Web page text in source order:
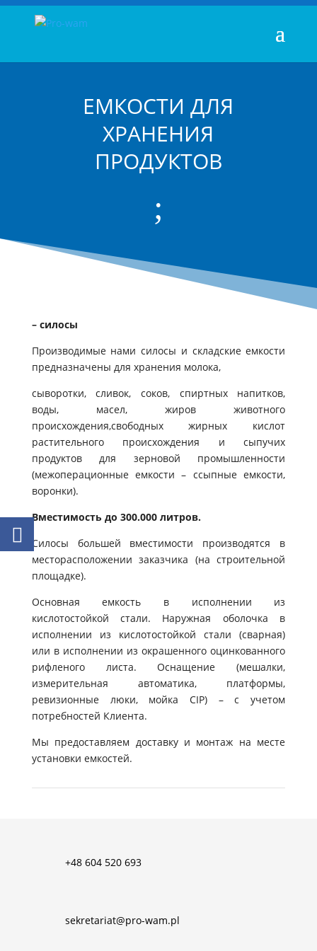
ЕМКОСТИ ДЛЯ
ХРАНЕНИЯ
ПРОДУКТОВ
;
– силосы
Производимые нами силосы и складские емкости
предназначены для хранения молока,
сыворотки, сливок, соков, спиртных напитков,
воды, масел, жиров животного
происхождения,свободных жирных кислот
растительного происхождения и сыпучих
продуктов для зерновой промышленности
(межоперационные емкости – ссыпные емкости,
воронки).
Вместимость до 300.000 литров.
Силосы большей вместимости производятся в
месторасположении заказчика (на строительной
площадке).
Основная емкость в исполнении из
кислотостойкой стали. Наружная оболочка в
исполнении из кислотостойкой стали (сварная)
или в исполнении из окрашенного оцинкованного
рифленого листа. Оснащение (мешалки,
измерительная автоматика, платформы,
ревизионные люки, мойка CIP) – с учетом
потребностей Клиента.
Мы предоставляем доставку и монтаж на месте
установки емкостей.
+48 604 520 693
sekretariat@pro-wam.pl